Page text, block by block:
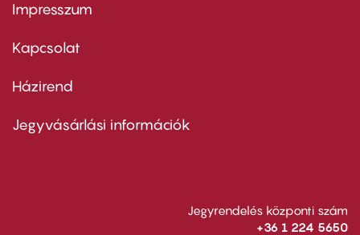
Footer
first
Impresszum
Kapcsolat
Footer
second
Házirend
Jegyvásárlási információk
Jegyrendelés központi szám
+36 1 224 5650